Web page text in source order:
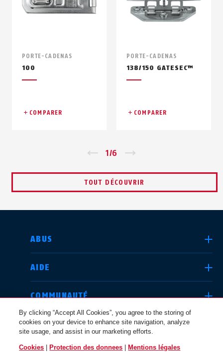
PORTE-CADENAS
100
COMPARER
PORTE-CADENAS
138/150 GATESEC™
COMPARER
Zurück
1/6
TOUT DÉCOUVRIR
ABUS
AIDE
COMMUNAUTÉ
QUESTIONS JURIDIQUES
CHOISIR UN PAYS
Deutschland
By clicking “Accept All Cookies”, you agree to the storing of
cookies on your device to enhance site navigation, analyze
site usage, and assist in our marketing efforts.
Cookies Protection des donnees Mentions légales